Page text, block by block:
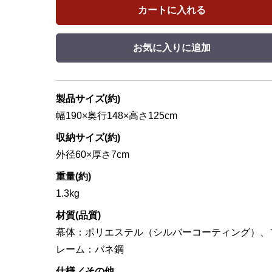
カートに入れる
お気に入りに追加
製品サイズ(約)
幅190×奥行148×高さ125cm
収納サイズ(約)
外径60×厚さ7cm
重量(約)
1.3kg
材質(品質)
幕体：ポリエステル（シルバーコーティング）、
レーム：バネ鋼